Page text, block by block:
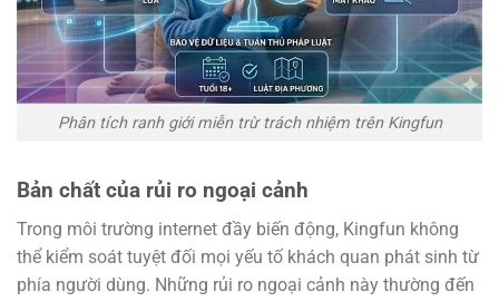
Phân tích ranh giới miễn trừ trách nhiệm trên Kingfun
Bản chất của rủi ro ngoại cảnh
Trong môi trường internet đầy biến động, Kingfun không
thể kiểm soát tuyệt đối mọi yếu tố khách quan phát sinh từ
phía người dùng. Những rủi ro ngoại cảnh này thường đến